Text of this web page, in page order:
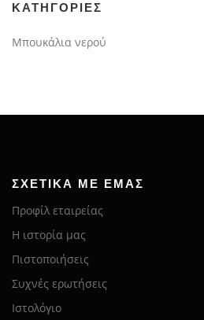
KΑΤΗΓΟΡΊΕΣ
Μπουκάλια νερού
ΣΧΕΤΙΚΆ ΜΕ ΕΜΆΣ
Προφίλ εταιρείας
Η ιστορία μας
Πιστοποιήσεις
Συχνές ερωτήσεις
Ιστολόγιο